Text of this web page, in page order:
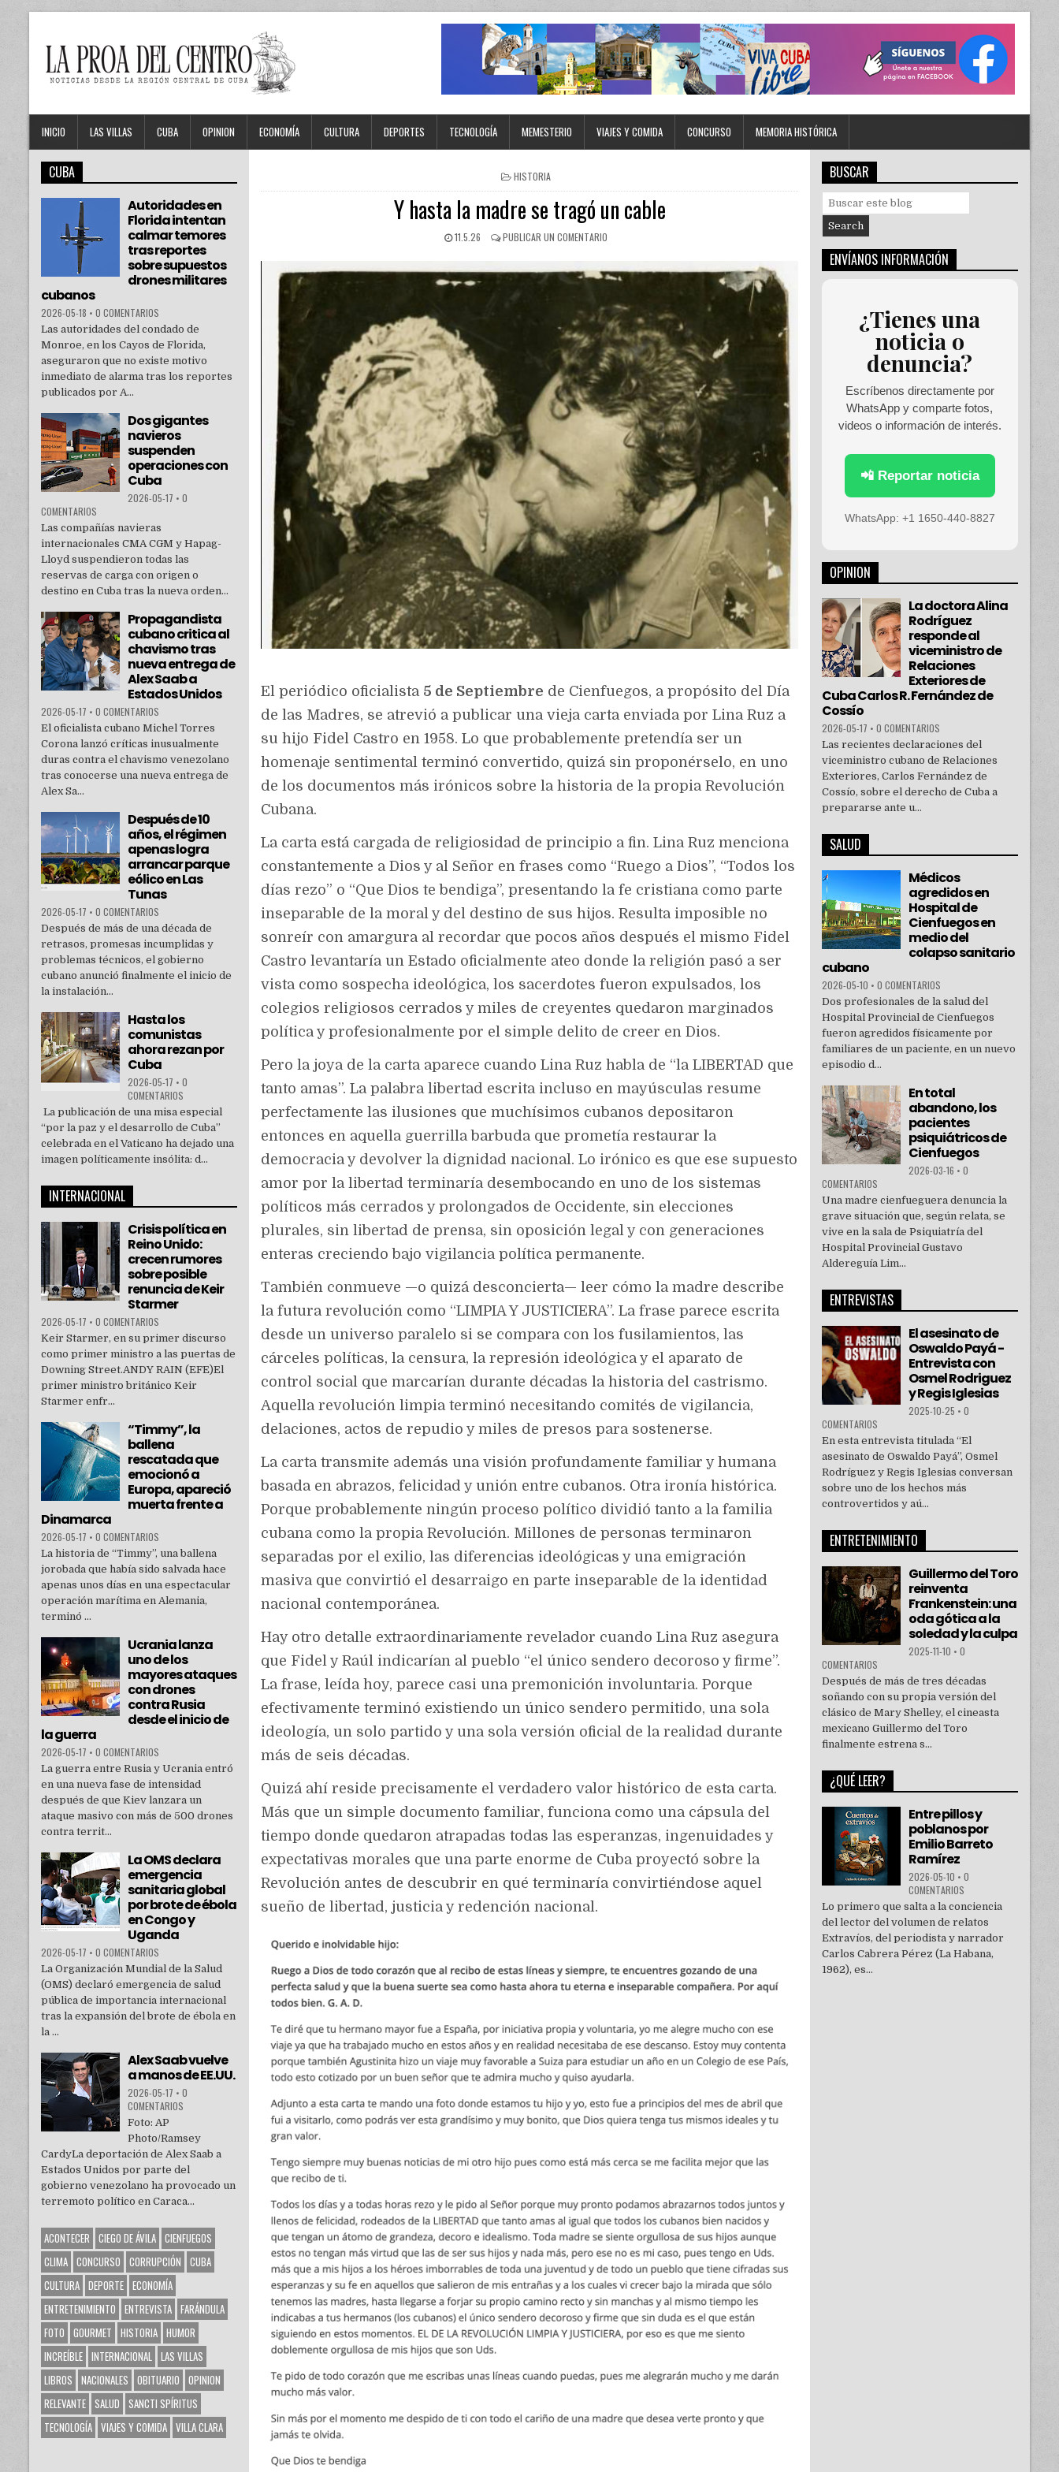
INICIO LAS VILLAS CUBA OPINION ECONOMÍA CULTURA DEPORTES TECNOLOGÍA MEMESTERIO VIAJES Y COMIDA CONCURSO MEMORIA HISTÓRICA
HISTORIA
Y hasta la madre se tragó un cable
11.5.26 PUBLICAR UN COMENTARIO
El periódico oficialista 5 de Septiembre de Cienfuegos, a propósito del Día
de las Madres, se atrevió a publicar una vieja carta enviada por Lina Ruz a
su hijo Fidel Castro en 1958. Lo que probablemente pretendía ser un
homenaje sentimental terminó convertido, quizá sin proponérselo, en uno
de los documentos más irónicos sobre la historia de la propia Revolución
Cubana.
La carta está cargada de religiosidad de principio a fin. Lina Ruz menciona
constantemente a Dios y al Señor en frases como “Ruego a Dios”, “Todos los
días rezo” o “Que Dios te bendiga”, presentando la fe cristiana como parte
inseparable de la moral y del destino de sus hijos. Resulta imposible no
sonreír con amargura al recordar que pocos años después el mismo Fidel
Castro levantaría un Estado oficialmente ateo donde la religión pasó a ser
vista como sospecha ideológica, los sacerdotes fueron expulsados, los
colegios religiosos cerrados y miles de creyentes quedaron marginados
política y profesionalmente por el simple delito de creer en Dios.
Pero la joya de la carta aparece cuando Lina Ruz habla de “la LIBERTAD que
tanto amas”. La palabra libertad escrita incluso en mayúsculas resume
perfectamente las ilusiones que muchísimos cubanos depositaron
entonces en aquella guerrilla barbuda que prometía restaurar la
democracia y devolver la dignidad nacional. Lo irónico es que ese supuesto
amor por la libertad terminaría desembocando en uno de los sistemas
políticos más cerrados y prolongados de Occidente, sin elecciones
plurales, sin libertad de prensa, sin oposición legal y con generaciones
enteras creciendo bajo vigilancia política permanente.
También conmueve —o quizá desconcierta— leer cómo la madre describe
la futura revolución como “LIMPIA Y JUSTICIERA”. La frase parece escrita
desde un universo paralelo si se compara con los fusilamientos, las
cárceles políticas, la censura, la represión ideológica y el aparato de
control social que marcarían durante décadas la historia del castrismo.
Aquella revolución limpia terminó necesitando comités de vigilancia,
delaciones, actos de repudio y miles de presos para sostenerse.
La carta transmite además una visión profundamente familiar y humana
basada en abrazos, felicidad y unión entre cubanos. Otra ironía histórica.
Porque probablemente ningún proceso político dividió tanto a la familia
cubana como la propia Revolución. Millones de personas terminaron
separadas por el exilio, las diferencias ideológicas y una emigración
masiva que convirtió el desarraigo en parte inseparable de la identidad
nacional contemporánea.
Hay otro detalle extraordinariamente revelador cuando Lina Ruz asegura
que Fidel y Raúl indicarían al pueblo “el único sendero decoroso y firme”.
La frase, leída hoy, parece casi una premonición involuntaria. Porque
efectivamente terminó existiendo un único sendero permitido, una sola
ideología, un solo partido y una sola versión oficial de la realidad durante
más de seis décadas.
Quizá ahí reside precisamente el verdadero valor histórico de esta carta.
Más que un simple documento familiar, funciona como una cápsula del
tiempo donde quedaron atrapadas todas las esperanzas, ingenuidades y
expectativas morales que una parte enorme de Cuba proyectó sobre la
Revolución antes de descubrir en qué terminaría convirtiéndose aquel
sueño de libertad, justicia y redención nacional.
CUBA
Autoridades en
Florida intentan
calmar temores
tras reportes
sobre supuestos
drones militares
cubanos
2026-05-18 • 0 COMENTARIOS
Las autoridades del condado de
Monroe, en los Cayos de Florida,
aseguraron que no existe motivo
inmediato de alarma tras los reportes
publicados por A...
Dos gigantes
navieros
suspenden
operaciones con
Cuba
2026-05-17 • 0
COMENTARIOS
Las compañías navieras
internacionales CMA CGM y Hapag-
Lloyd suspendieron todas las
reservas de carga con origen o
destino en Cuba tras la nueva orden...
Propagandista
cubano critica al
chavismo tras
nueva entrega de
Alex Saab a
Estados Unidos
2026-05-17 • 0 COMENTARIOS
El oficialista cubano Michel Torres
Corona lanzó críticas inusualmente
duras contra el chavismo venezolano
tras conocerse una nueva entrega de
Alex Sa...
Después de 10
años, el régimen
apenas logra
arrancar parque
eólico en Las
Tunas
2026-05-17 • 0 COMENTARIOS
Después de más de una década de
retrasos, promesas incumplidas y
problemas técnicos, el gobierno
cubano anunció finalmente el inicio de
la instalación...
Hasta los
comunistas
ahora rezan por
Cuba
2026-05-17 • 0
COMENTARIOS
La publicación de una misa especial
“por la paz y el desarrollo de Cuba”
celebrada en el Vaticano ha dejado una
imagen políticamente insólita: d...
INTERNACIONAL
Crisis política en
Reino Unido:
crecen rumores
sobre posible
renuncia de Keir
Starmer
2026-05-17 • 0 COMENTARIOS
Keir Starmer, en su primer discurso
como primer ministro a las puertas de
Downing Street.ANDY RAIN (EFE)El
primer ministro británico Keir
Starmer enfr...
“Timmy”, la
ballena
rescatada que
emocionó a
Europa, apareció
muerta frente a
Dinamarca
2026-05-17 • 0 COMENTARIOS
La historia de “Timmy”, una ballena
jorobada que había sido salvada hace
apenas unos días en una espectacular
operación marítima en Alemania,
terminó ...
Ucrania lanza
uno de los
mayores ataques
con drones
contra Rusia
desde el inicio de
la guerra
2026-05-17 • 0 COMENTARIOS
La guerra entre Rusia y Ucrania entró
en una nueva fase de intensidad
después de que Kiev lanzara un
ataque masivo con más de 500 drones
contra territ...
La OMS declara
emergencia
sanitaria global
por brote de ébola
en Congo y
Uganda
2026-05-17 • 0 COMENTARIOS
La Organización Mundial de la Salud
(OMS) declaró emergencia de salud
pública de importancia internacional
tras la expansión del brote de ébola en
la ...
Alex Saab vuelve
a manos de EE.UU.
2026-05-17 • 0
COMENTARIOS
Foto: AP
Photo/Ramsey
CardyLa deportación de Alex Saab a
Estados Unidos por parte del
gobierno venezolano ha provocado un
terremoto político en Caraca...
ACONTECER CIEGO DE ÁVILA CIENFUEGOS
CLIMA CONCURSO CORRUPCIÓN CUBA
CULTURA DEPORTE ECONOMÍA
ENTRETENIMIENTO ENTREVISTA FARÁNDULA
FOTO GOURMET HISTORIA HUMOR
INCREÍBLE INTERNACIONAL LAS VILLAS
LIBROS NACIONALES OBITUARIO OPINION
RELEVANTE SALUD SANCTI SPÍRITUS
TECNOLOGÍA VIAJES Y COMIDA VILLA CLARA
BUSCAR
e
r
ENVÍANOS INFORMACIÓN
¿Tienes una
noticia o
denuncia?
Escríbenos directamente por
WhatsApp y comparte fotos,
videos o información de interés.
📲 Reportar noticia
WhatsApp: +1 1650-440-8827
OPINION
La doctora Alina
Rodríguez
responde al
viceministro de
Relaciones
Exteriores de
Cuba Carlos R. Fernández de
Cossío
2026-05-17 • 0 COMENTARIOS
Las recientes declaraciones del
viceministro cubano de Relaciones
Exteriores, Carlos Fernández de
Cossío, sobre el derecho de Cuba a
prepararse ante u...
SALUD
Médicos
agredidos en
Hospital de
Cienfuegos en
medio del
colapso sanitario
cubano
2026-05-10 • 0 COMENTARIOS
Dos profesionales de la salud del
Hospital Provincial de Cienfuegos
fueron agredidos físicamente por
familiares de un paciente, en un nuevo
episodio d...
En total
abandono, los
pacientes
psiquiátricos de
Cienfuegos
2026-03-16 • 0
COMENTARIOS
Una madre cienfueguera denuncia la
grave situación que, según relata, se
vive en la sala de Psiquiatría del
Hospital Provincial Gustavo
Aldereguía Lim...
ENTREVISTAS
El asesinato de
Oswaldo Payá -
Entrevista con
Osmel Rodriguez
y Regis Iglesias
2025-10-25 • 0
COMENTARIOS
En esta entrevista titulada “El
asesinato de Oswaldo Payá”, Osmel
Rodríguez y Regis Iglesias conversan
sobre uno de los hechos más
controvertidos y aú...
ENTRETENIMIENTO
Guillermo del Toro
reinventa
Frankenstein: una
oda gótica a la
soledad y la culpa
2025-11-10 • 0
COMENTARIOS
Después de más de tres décadas
soñando con su propia versión del
clásico de Mary Shelley, el cineasta
mexicano Guillermo del Toro
finalmente estrena s...
¿QUÉ LEER?
Entre pillos y
poblanos por
Emilio Barreto
Ramírez
2026-05-10 • 0
COMENTARIOS
Lo primero que salta a la conciencia
del lector del volumen de relatos
Extravíos, del periodista y narrador
Carlos Cabrera Pérez (La Habana,
1962), es...